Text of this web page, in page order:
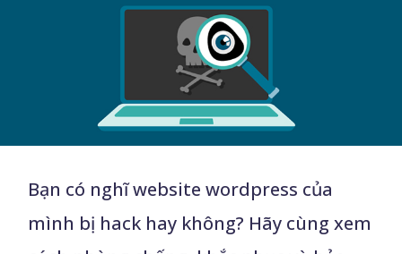
Bạn có nghĩ website wordpress của
mình bị hack hay không? Hãy cùng xem